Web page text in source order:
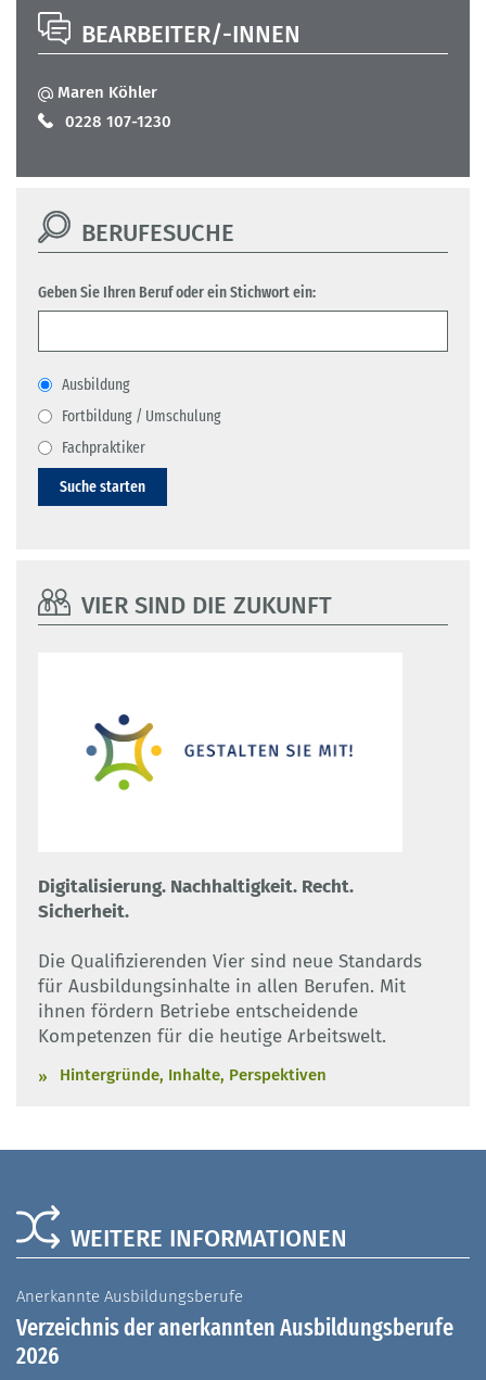
BEARBEITER/-INNEN
Maren Köhler
0228 107-1230
BERUFESUCHE
Geben Sie Ihren Beruf oder ein Stichwort ein:
Ausbildung
Fortbildung / Umschulung
Fachpraktiker
Suche starten
VIER SIND DIE ZUKUNFT
Digitalisierung. Nachhaltigkeit. Recht.
Sicherheit.
Die Qualifizierenden Vier sind neue Standards
für Ausbildungsinhalte in allen Berufen. Mit
ihnen fördern Betriebe entscheidende
Kompetenzen für die heutige Arbeitswelt.
Hintergründe, Inhalte, Perspektiven
WEITERE INFORMATIONEN
Anerkannte Ausbildungsberufe
Verzeichnis der anerkannten Ausbildungsberufe
2026